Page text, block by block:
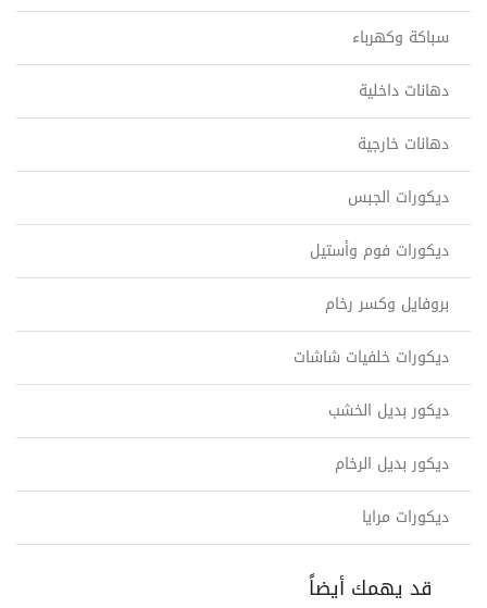
سباكة وكهرباء
دهانات داخلية
دهانات خارجية
ديكورات الجبس
ديكورات فوم وأستيل
بروفايل وكسر رخام
ديكورات خلفيات شاشات
ديكور بديل الخشب
ديكور بديل الرخام
ديكورات مرايا
قد يهمك أيضاً